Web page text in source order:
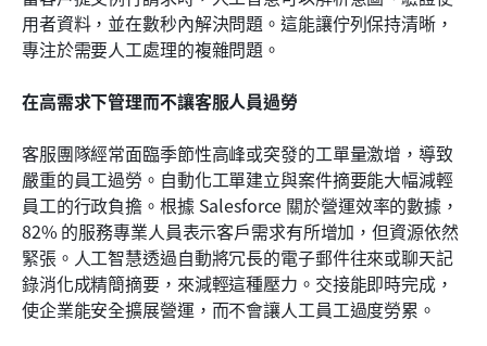
用者資料，並在數秒內解決問題。這能讓佇列保持清晰，
專注於需要人工處理的複雜問題。
在高需求下管理而不讓客服人員過勞
客服團隊經常面臨季節性高峰或突發的工單量激增，導致
嚴重的員工過勞。自動化工單建立與案件摘要能大幅減輕
員工的行政負擔。根據 Salesforce 關於營運效率的數據，
82% 的服務專業人員表示客戶需求有所增加，但資源依然
緊張。人工智慧透過自動將冗長的電子郵件往來或聊天記
錄消化成精簡摘要，來減輕這種壓力。交接能即時完成，
使企業能安全擴展營運，而不會讓人工員工過度勞累。